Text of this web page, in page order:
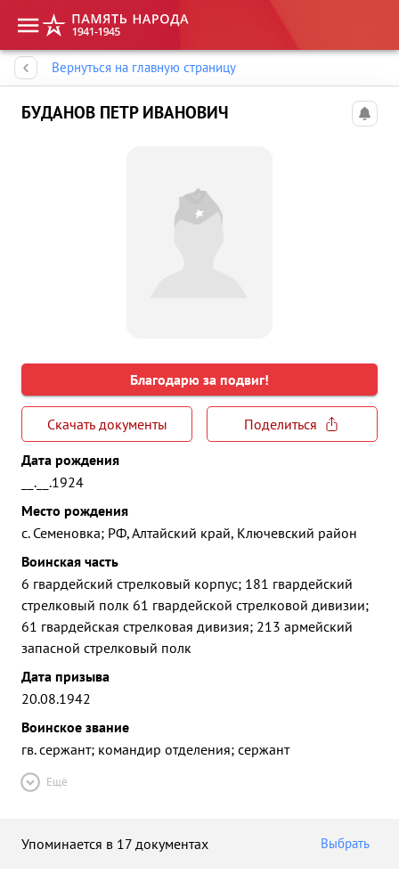
Вернуться на главную страницу
БУДАНОВ ПЕТР ИВАНОВИЧ
Благодарю за подвиг!
Скачать документы
Поделиться
Дата рождения
__.__.1924
Место рождения
с. Семеновка; РФ, Алтайский край, Ключевский район
Воинская часть
6 гвардейский стрелковый корпус; 181 гвардейский
стрелковый полк 61 гвардейской стрелковой дивизии;
61 гвардейская стрелковая дивизия; 213 армейский
запасной стрелковый полк
Дата призыва
20.08.1942
Воинское звание
гв. сержант; командир отделения; сержант
Ещё
Упоминается в 17 документах Выбрать
Память народа